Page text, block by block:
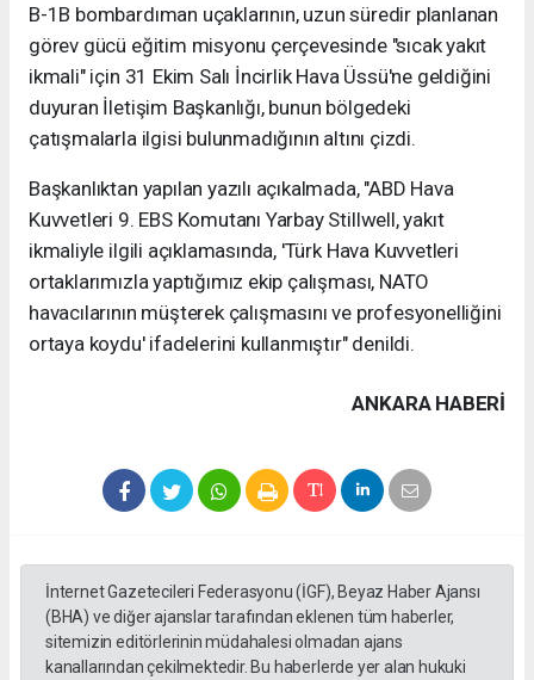
B-1B bombardıman uçaklarının, uzun süredir planlanan
görev gücü eğitim misyonu çerçevesinde "sıcak yakıt
ikmali" için 31 Ekim Salı İncirlik Hava Üssü'ne geldiğini
duyuran İletişim Başkanlığı, bunun bölgedeki
çatışmalarla ilgisi bulunmadığının altını çizdi.
Başkanlıktan yapılan yazılı açıkalmada, "ABD Hava
Kuvvetleri 9. EBS Komutanı Yarbay Stillwell, yakıt
ikmaliyle ilgili açıklamasında, 'Türk Hava Kuvvetleri
ortaklarımızla yaptığımız ekip çalışması, NATO
havacılarının müşterek çalışmasını ve profesyonelliğini
ortaya koydu' ifadelerini kullanmıştır" denildi.
ANKARA HABERİ
İnternet Gazetecileri Federasyonu (İGF), Beyaz Haber Ajansı
(BHA) ve diğer ajanslar tarafından eklenen tüm haberler,
sitemizin editörlerinin müdahalesi olmadan ajans
kanallarından çekilmektedir. Bu haberlerde yer alan hukuki